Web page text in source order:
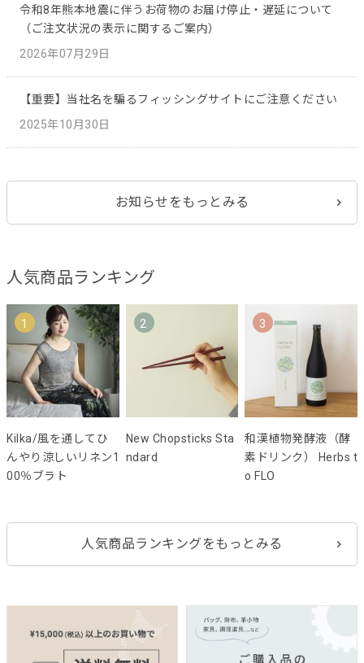
令和8年熊本地震に伴うお荷物のお届け停止・遅延について
（ご注文状況の表示に関するご案内）
2026年07月29日
【重要】当社名を騙るフィッシングサイトにご注意ください
2025年10月30日
お知らせをもっとみる
人気商品ランキング
1
Kilka/風を通してひ
んやり涼しいリネン1
00％ブラト
2
New Chopsticks Sta
ndard
3
和漢植物発酵液（酵
素ドリンク） Herbs t
o FLO
人気商品ランキングをもっとみる